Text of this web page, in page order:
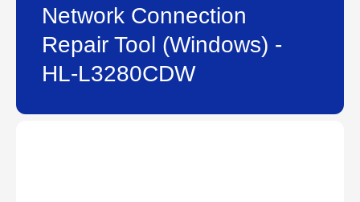
Network Connection
Repair Tool (Windows) -
HL-L3280CDW